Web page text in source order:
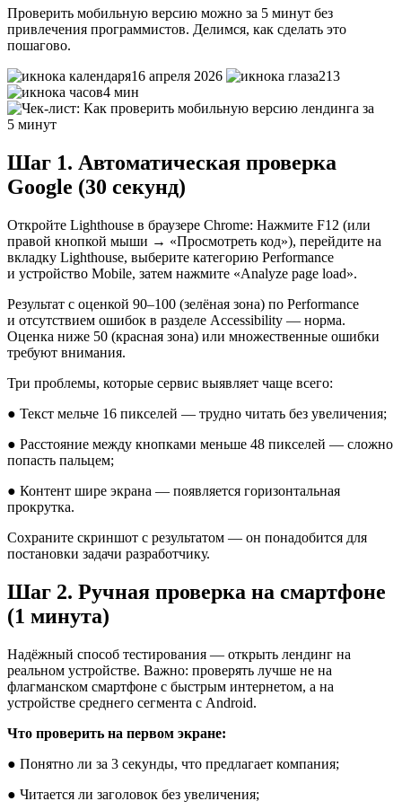
Проверить мобильную версию можно за 5 минут без
привлечения программистов. Делимся, как сделать это
пошагово.
16 апреля 2026
213
4 мин
Шаг 1. Автоматическая проверка
Google (30 секунд)
Откройте Lighthouse в браузере Chrome: Нажмите F12 (или
правой кнопкой мыши → «Просмотреть код»), перейдите на
вкладку Lighthouse, выберите категорию Performance
и устройство Mobile, затем нажмите «Analyze page load».
Результат с оценкой 90–100 (зелёная зона) по Performance
и отсутствием ошибок в разделе Accessibility — норма.
Оценка ниже 50 (красная зона) или множественные ошибки
требуют внимания.
Три проблемы, которые сервис выявляет чаще всего:
● Текст мельче 16 пикселей — трудно читать без увеличения;
● Расстояние между кнопками меньше 48 пикселей — сложно
попасть пальцем;
● Контент шире экрана — появляется горизонтальная
прокрутка.
Сохраните скриншот с результатом — он понадобится для
постановки задачи разработчику.
Шаг 2. Ручная проверка на смартфоне
(1 минута)
Надёжный способ тестирования — открыть лендинг на
реальном устройстве. Важно: проверять лучше не на
флагманском смартфоне с быстрым интернетом, а на
устройстве среднего сегмента с Android.
Что проверить на первом экране:
● Понятно ли за 3 секунды, что предлагает компания;
● Читается ли заголовок без увеличения;